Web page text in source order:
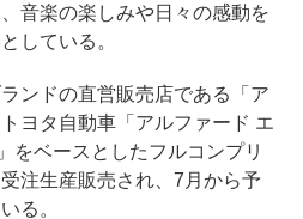
音楽の楽しみや日々の感動を
している。
ンドの直営販売店である「ア
ヨタ自動車「アルファード エ
をベースとしたフルコンプリ
注生産販売され、7月から予
る。